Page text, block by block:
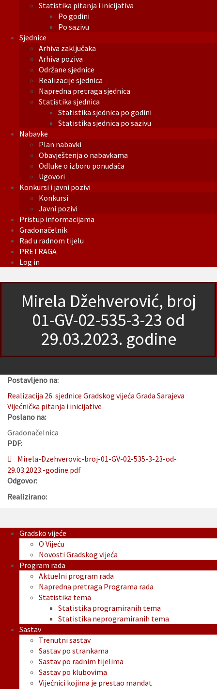
Statistika pitanja i inicijativa
Po godini
Po sazivu
Sjednice
Arhiva zaključaka
Arhiva poziva
Održane sjednice
Realizacije sjednica
Napredna pretraga sjednica
Statistika sjednica
Statistika sjednica po godini
Statistika sjednica po sazivu
Nabavke
Plan nabavki
Obavještenja o nabavkama
Odluke o izboru ponuđača
Ugovori
Konkursi i javni pozivi
Konkursi
Javni pozivi
Pristup informacijama
Gradonačelnik
Rad u radnom tijelu
PRETRAGA
Log in
Mirela Džehverović, broj
01-GV-02-535-3-23 od
29.03.2023. godine
Postavljeno na:
Realizacija 26. sjednice Gradskog vijeća Grada Sarajeva
Vijećnička pitanja i inicijative
Poslano na:
Gradonačelnica
PDF:
Mirela-Dzehverovic-broj-01-GV-02-535-3-23-od-
29.03.2023.-godine.pdf
Odgovor:
Realizirano:
Gradsko vijeće
O Vijeću
Novosti Gradskog vijeća
Program rada
Aktuelni program rada
Napredna pretraga Programa rada
Statistika tema
Statistika programiranih tema
Statistika neprogramiranih tema
Sastav
Trenutni sastav
Sastav po strankama
Sastav po radnim tijelima
Sastav po klubovima
Vijećnici kojima je prestao mandat